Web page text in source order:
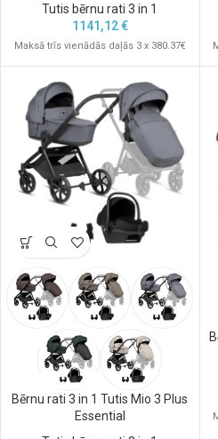
Tutis bērnu rati 3 in 1
1141,12€
Maksā trīs vienādās daļās 3 x 380.37€
Bērnu rati 3 in 1 Tutis Mio 3 Plus
Essential